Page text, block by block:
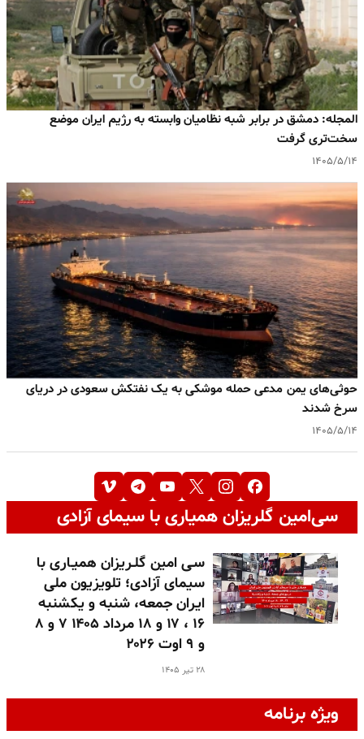
المجله: دمشق در برابر شبه‌ نظامیان وابسته به رژیم ایران موضع
سخت‌تری گرفت
۱۴۰۵/۵/۱۴
حوثی‌های یمن مدعی حمله موشکی به یک نفتکش سعودی در دریای
سرخ شدند
۱۴۰۵/۵/۱۴
سی‌امین گلریزان همیاری با سیمای آزادی
سـی امین گلـریزان همیـاری با
سیمای آزادی؛ تلویزیون ملی
ایران جمعه، شنبه و یکشنبه
۱۶ ، ۱۷ و ۱۸ مرداد ۱۴۰۵ ۷ و ۸
و ۹ اوت ۲۰۲۶
۲۸ تیر ۱۴۰۵
ویژه برنامه